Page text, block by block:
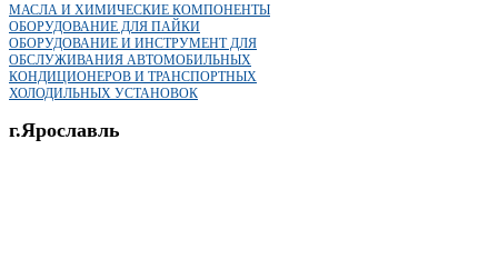
МАСЛА И ХИМИЧЕСКИЕ КОМПОНЕНТЫ
ОБОРУДОВАНИЕ ДЛЯ ПАЙКИ
ОБОРУДОВАНИЕ И ИНСТРУМЕНТ ДЛЯ
ОБСЛУЖИВАНИЯ АВТОМОБИЛЬНЫХ
КОНДИЦИОНЕРОВ И ТРАНСПОРТНЫХ
ХОЛОДИЛЬНЫХ УСТАНОВОК
г.Ярославль